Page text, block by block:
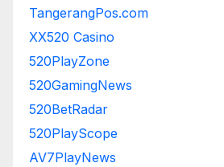
TangerangPos.com
XX520 Casino
520PlayZone
520GamingNews
520BetRadar
520PlayScope
AV7PlayNews